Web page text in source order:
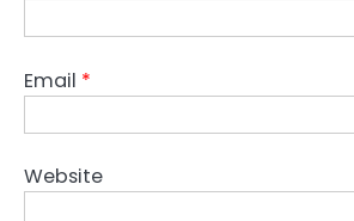
Email *
Website